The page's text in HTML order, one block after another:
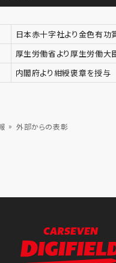
日本赤十字社より金色有功
厚生労働省より厚生労働大
内閣府より紺綬褒章を授与
外部からの表彰